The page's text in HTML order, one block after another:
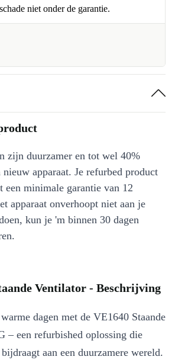
niet onder de garantie.
zijn duurzamer en tot wel 40%
nieuw apparaat. Je refurbed product
een minimale garantie van 12
apparaat onverhoopt niet aan je
kun je 'm binnen 30 dagen
Ventilator - Beschrijving
dagen met de VE1640 Staande
– een refurbished oplossing die
aan een duurzamere wereld.